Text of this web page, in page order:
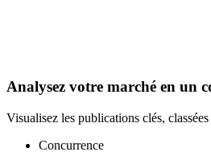
Analysez votre marché en un
Visualisez les publications clés,
Concurrence